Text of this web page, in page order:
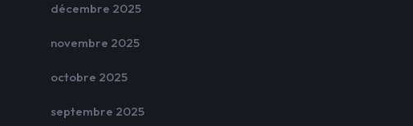
décembre 2025
novembre 2025
octobre 2025
septembre 2025